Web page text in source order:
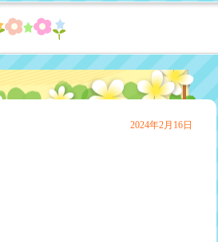
2024年2月16日